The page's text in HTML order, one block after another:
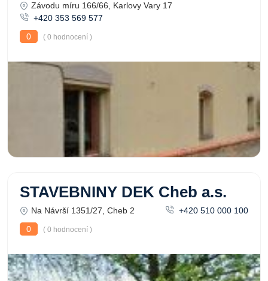
Závodu míru 166/66, Karlovy Vary 17
+420 353 569 577
0
( 0 hodnocení )
STAVEBNINY DEK Cheb a.s.
Na Návrší 1351/27, Cheb 2
+420 510 000 100
0
( 0 hodnocení )